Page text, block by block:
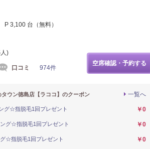
3,100 台（無料）
)
口コミ 974件
空席確認・予約する
一覧へ
ウン徳島店【ラココ】のクーポン
グ☆指脱毛1回プレゼント ￥0
グ☆指脱毛1回プレゼント ￥0
☆指脱毛1回プレゼント ￥0